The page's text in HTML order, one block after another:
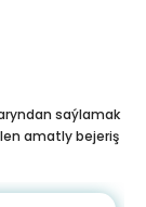
saýlamak
amatly bejeriş